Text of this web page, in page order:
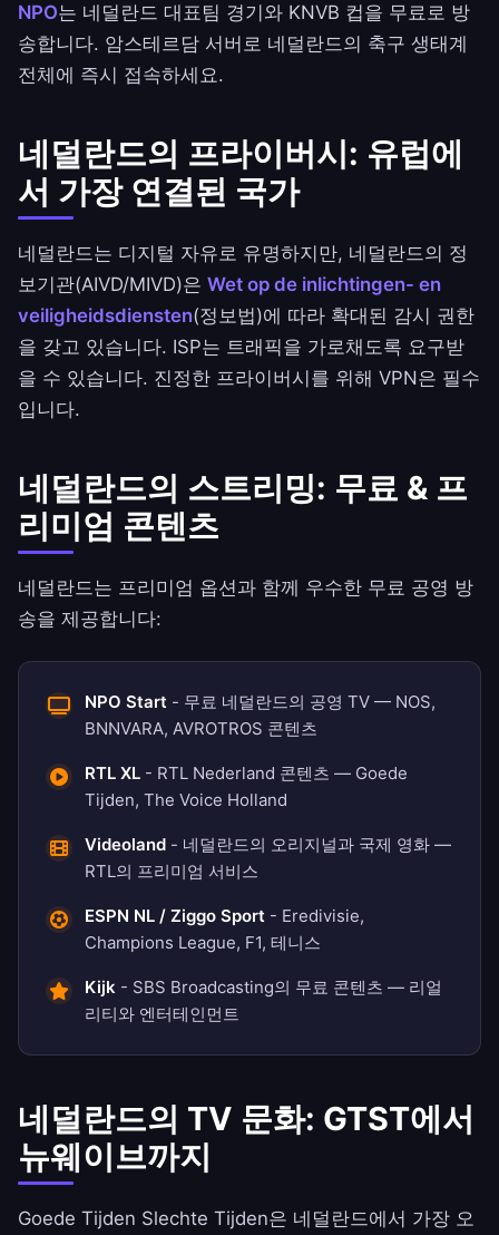
NPO는 네덜란드 대표팀 경기와 KNVB 컵을 무료로 방
송합니다. 암스테르담 서버로 네덜란드의 축구 생태계
전체에 즉시 접속하세요.
네덜란드의 프라이버시: 유럽에
서 가장 연결된 국가
네덜란드는 디지털 자유로 유명하지만, 네덜란드의 정
보기관(AIVD/MIVD)은 Wet op de inlichtingen- en
veiligheidsdiensten(정보법)에 따라 확대된 감시 권한
을 갖고 있습니다. ISP는 트래픽을 가로채도록 요구받
을 수 있습니다. 진정한 프라이버시를 위해 VPN은 필수
입니다.
네덜란드의 스트리밍: 무료 & 프
리미엄 콘텐츠
네덜란드는 프리미엄 옵션과 함께 우수한 무료 공영 방
송을 제공합니다:
NPO Start - 무료 네덜란드의 공영 TV — NOS,
BNNVARA, AVROTROS 콘텐츠
RTL XL - RTL Nederland 콘텐츠 — Goede
Tijden, The Voice Holland
Videoland - 네덜란드의 오리지널과 국제 영화 —
RTL의 프리미엄 서비스
ESPN NL / Ziggo Sport - Eredivisie,
Champions League, F1, 테니스
Kijk - SBS Broadcasting의 무료 콘텐츠 — 리얼
리티와 엔터테인먼트
네덜란드의 TV 문화: GTST에서
뉴웨이브까지
Goede Tijden Slechte Tijden은 네덜란드에서 가장 오